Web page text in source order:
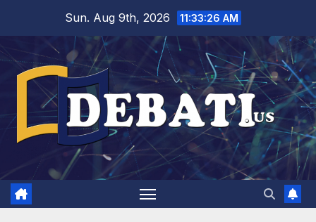
content
Sun. Aug 9th, 2026 11:33:27 AM